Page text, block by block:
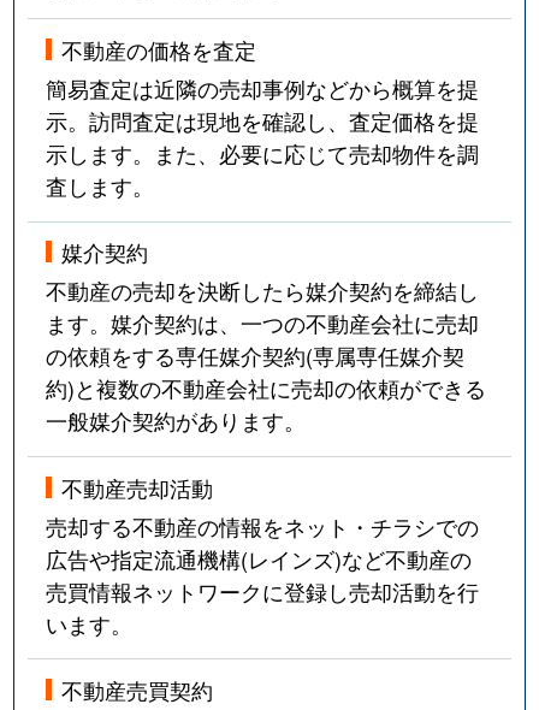
不動産の価格を査定
簡易査定は近隣の売却事例などから概算を提
示。訪問査定は現地を確認し、査定価格を提
示します。また、必要に応じて売却物件を調
査します。
媒介契約
不動産の売却を決断したら媒介契約を締結し
ます。媒介契約は、一つの不動産会社に売却
の依頼をする専任媒介契約(専属専任媒介契
約)と複数の不動産会社に売却の依頼ができる
一般媒介契約があります。
不動産売却活動
売却する不動産の情報をネット・チラシでの
広告や指定流通機構(レインズ)など不動産の
売買情報ネットワークに登録し売却活動を行
います。
不動産売買契約